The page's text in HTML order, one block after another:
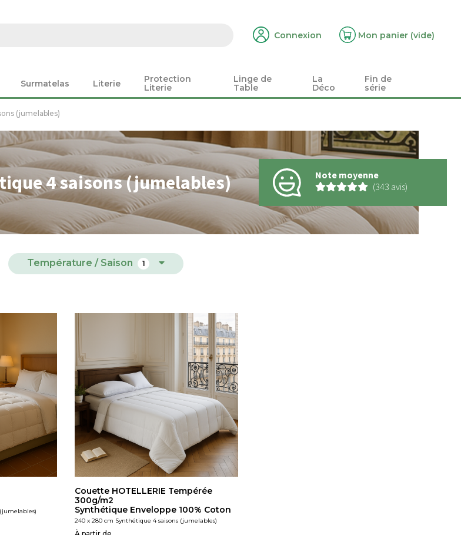
Connexion Mon panier (vide)
Surmatelas Literie
Protection
Literie
Linge de
Table
La
Déco
Fin de
série
(jumelables)
4 saisons (jumelables)
Note moyenne
(343 avis)
Température / Saison 1
Couette HOTELLERIE Tempérée
300g/m2
Synthétique Enveloppe 100% Coton
240 x 280 cm Synthétique 4 saisons (jumelables)